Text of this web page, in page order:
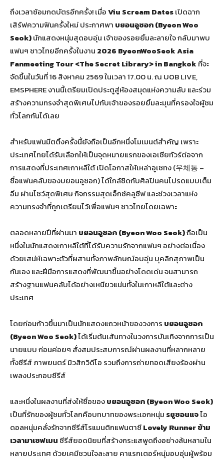
ถึงเวลาซ้อมกดบัตรอีกครั้ง! เมื่อViu Scream Datesเปิดฉาก
เสิร์ฟความฟินครั้งใหม่ ประกาศพา บยอนอูซอก (Byeon Woo
Seok)นักแสดงหนุ่มสุดอบอุ่น เจ้าของรอยยิ้มละลายใจ กลับมาพบ
แฟนๆ ชาวไทยอีกครั้งในงาน 2026 ByeonWooSeok Asia
Fanmeeting Tour <The Secret Library> in Bangkok ที่จะ
จัดขึ้นในวันที่ 16 สิงหาคม 2569 ในเวลา 17.00 น. ณ UOB LIVE,
EMSPHERE งานนี้เตรียมเปิดประตูสู่ห้องสมุดแห่งความลับ และร่วม
สร้างความทรงจำสุดพิเศษไปกับเจ้าของรอยยิ้มละมุนที่ครองใจผู้ชม
ทั่วโลกกันได้เลย
สำหรับแฟนมีตติ้งครั้งนี้ยังถือเป็นอีกหนึ่งโมเมนต์สำคัญ เพราะ
ประเทศไทยได้รับเลือกให้เป็นจุดหมายแรกของเอเชียทัวร์ต่อจาก
การแสดงที่ประเทศเกาหลีใต้ เปิดโอกาสให้เหล่าอูเชทง (우체통 –
ชื่อแฟนคลับของบยอนอูซอก) ได้ใกล้ชิดกับศิลปินคนโปรดแบบเต็ม
อิ่ม ผ่านโชว์สุดพิเศษ กิจกรรมสุดเอ็กซ์คลูซีฟ และช่วงเวลาแห่ง
ความทรงจำที่ถูกเตรียมไว้เพื่อแฟนๆ ชาวไทยโดยเฉพาะ
ตลอดหลายปีที่ผ่านมา บยอนอูซอก (Byeon Woo Seok)ถือเป็น
หนึ่งในนักแสดงเกาหลีใต้ที่ได้รับความรักจากแฟนๆ อย่างต่อเนื่อง
ด้วยเสน่ห์เฉพาะตัวที่ผสานทั้งภาพลักษณ์อบอุ่น บุคลิกสุภาพเป็น
กันเอง และฝีมือการแสดงที่พัฒนาขึ้นอย่างโดดเด่น จนสามารถ
สร้างฐานแฟนคลับได้อย่างเหนียวแน่นทั้งในเกาหลีใต้และต่าง
ประเทศ
โดยก่อนก้าวขึ้นมาเป็นนักแสดงแถวหน้าของวงการ บยอนอูซอก
(Byeon Woo Seok)ได้เริ่มต้นเส้นทางในวงการบันเทิงจากการเป็น
นายแบบ ก่อนค่อยๆ สั่งสมประสบการณ์ผ่านผลงานที่หลากหลาย
ทั้งซีรีส์ ภาพยนตร์ มิวสิกวิดีโอ รวมถึงการถ่ายทอดเสียงร้องผ่าน
เพลงประกอบซีรีส์
และหนึ่งในผลงานที่ส่งให้ชื่อของบยอนอูซอก (Byeon Woo Seok)
เป็นที่รักของผู้ชมทั่วโลกคือบทบาทของพระเอกหนุ่ม รยูซอนแจไอ
ดอลหนุ่มคลั่งรักจากซีรีส์โรแมนติกแฟนตาซีLovely Runner ข้าม
เวลามาเซฟเมน ซีรีส์ยอดนิยมที่สร้างกระแสพูดถึงอย่างล้นหลามใน
หลายประเทศ ด้วยเคมีชวนใจละลาย คาแรกเตอร์หนุ่มอบอุ่นผู้พร้อม